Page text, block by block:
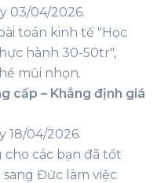
03/04/2026.
toán kinh tế "Học
hành 30-50tr",
mũi nhọn.
cấp – Khẳng định giá
18/04/2026.
cho các bạn đã tốt
Đức làm việc